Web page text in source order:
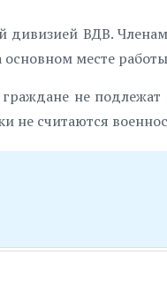
дивизией ВДВ.
месте
не
не считаются